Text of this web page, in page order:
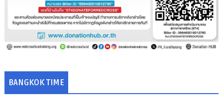
BANGKOK TIME